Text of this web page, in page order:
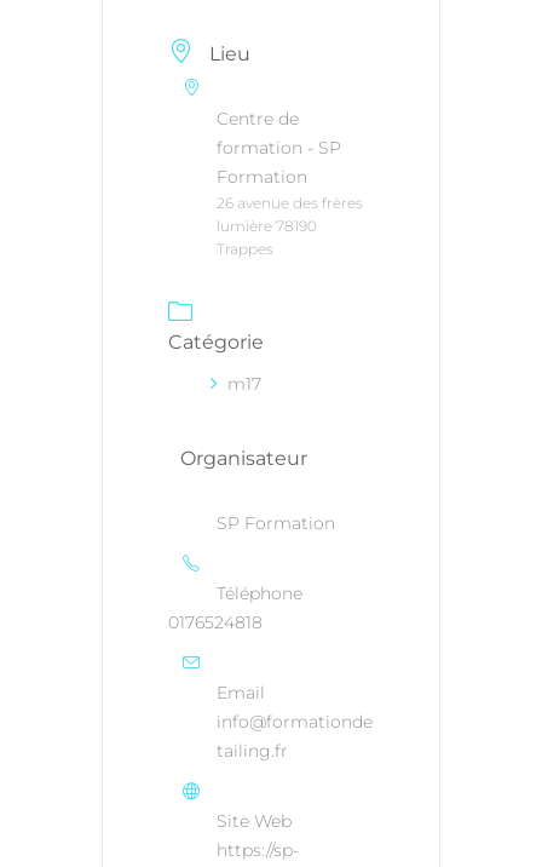
Lieu
Centre de
formation - SP
Formation
26 avenue des frères
lumière 78190
Trappes
Catégorie
m17
Organisateur
SP Formation
Téléphone
0176524818
Email
info@formationde
tailing.fr
Site Web
https://sp-